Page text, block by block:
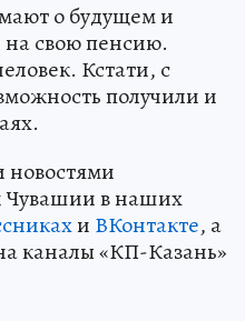
о будущем и
свою пенсию.
Кстати, с
получили и
новостями
Чувашии в наших
и ВКонтакте, а
каналы «КП-Казань»